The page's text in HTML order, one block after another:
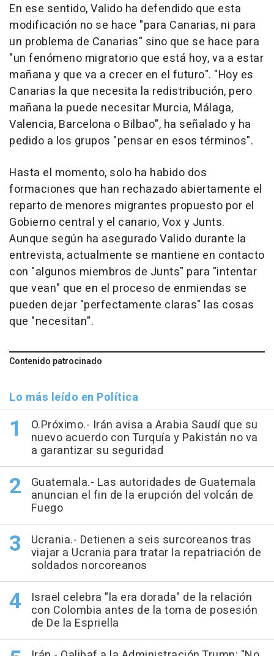
En ese sentido, Valido ha defendido que esta
modificación no se hace "para Canarias, ni para
un problema de Canarias" sino que se hace para
"un fenómeno migratorio que está hoy, va a estar
mañana y que va a crecer en el futuro". "Hoy es
Canarias la que necesita la redistribución, pero
mañana la puede necesitar Murcia, Málaga,
Valencia, Barcelona o Bilbao", ha señalado y ha
pedido a los grupos "pensar en esos términos".
Hasta el momento, solo ha habido dos
formaciones que han rechazado abiertamente el
reparto de menores migrantes propuesto por el
Gobierno central y el canario, Vox y Junts.
Aunque según ha asegurado Valido durante la
entrevista, actualmente se mantiene en contacto
con "algunos miembros de Junts" para "intentar
que vean" que en el proceso de enmiendas se
pueden dejar "perfectamente claras" las cosas
que "necesitan".
Contenido patrocinado
Lo más leído en Política
O.Próximo.- Irán avisa a Arabia Saudí que su
nuevo acuerdo con Turquía y Pakistán no va
a garantizar su seguridad
Guatemala.- Las autoridades de Guatemala
anuncian el fin de la erupción del volcán de
Fuego
Ucrania.- Detienen a seis surcoreanos tras
viajar a Ucrania para tratar la repatriación de
soldados norcoreanos
Israel celebra "la era dorada" de la relación
con Colombia antes de la toma de posesión
de De la Espriella